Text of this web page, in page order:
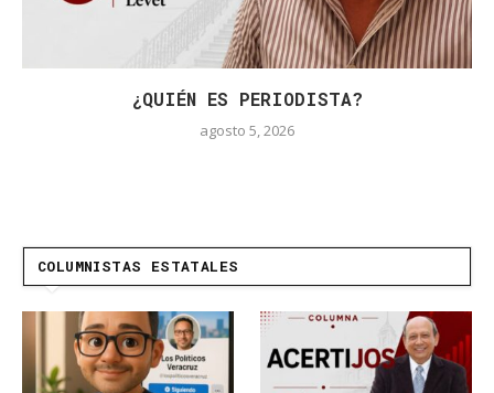
¿QUIÉN ES PERIODISTA?
agosto 5, 2026
COLUMNISTAS ESTATALES